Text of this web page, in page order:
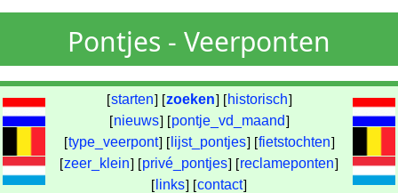
Pontjes - Veerponten
[starten] [zoeken] [ historisch]
[nieuws] [pontje_vd_maand]
[type_veerpont] [ lijst_pontjes] [fietstochten]
[zeer_klein] [privé_pontjes] [reclameponten]
[ links] [contact]